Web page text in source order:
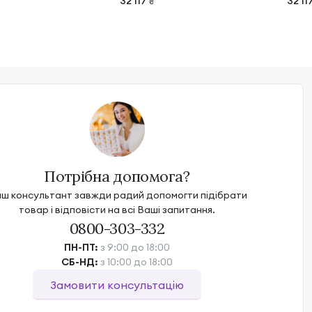
Потрібна допомога?
консультант завжди радий допомогти підібрати
товар і відповісти на всі Ваші запитання.
0800-303-332
ПН-ПТ: з 9:00 до 18:00
СБ-НД: з 10:00 до 18:00
Замовити консультацію